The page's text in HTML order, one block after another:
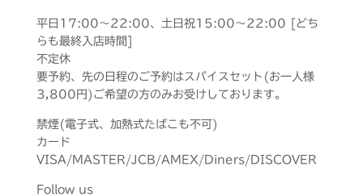
平日17:00～22:00、土日祝15:00～22:00 [どち
らも最終入店時間]
不定休
要予約、先の日程のご予約はスパイスセット(お一人様
3,800円)ご希望の方のみお受けしております。
禁煙(電子式、加熱式たばこも不可)
カード
VISA/MASTER/JCB/AMEX/Diners/DISCOVER
Follow us